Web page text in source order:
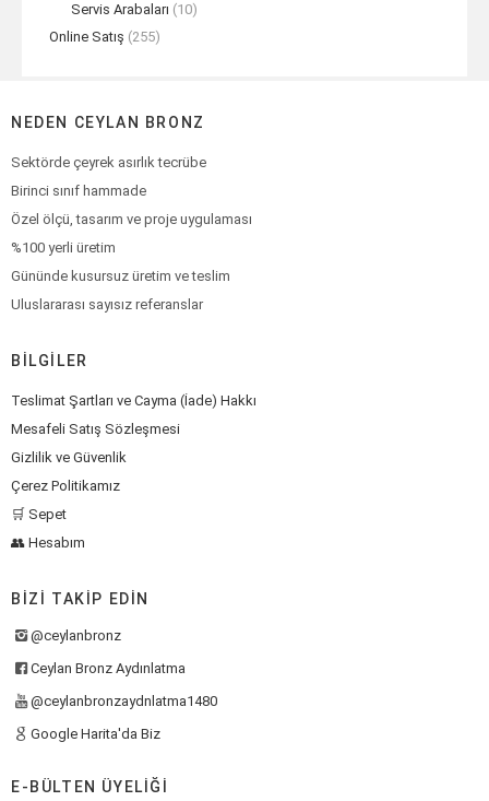
Servis Arabaları (10)
Online Satış (255)
NEDEN CEYLAN BRONZ
Sektörde çeyrek asırlık tecrübe
Birinci sınıf hammade
Özel ölçü, tasarım ve proje uygulaması
%100 yerli üretim
Gününde kusursuz üretim ve teslim
Uluslararası sayısız referanslar
BILGILER
Teslimat Şartları ve Cayma (İade) Hakkı
Mesafeli Satış Sözleşmesi
Gizlilik ve Güvenlik
Çerez Politikamız
🛒 Sepet
👥 Hesabım
BIZI TAKIP EDIN
@ceylanbronz
Ceylan Bronz Aydınlatma
@ceylanbronzaydnlatma1480
Google Harita'da Biz
E-BÜLTEN ÜYELIĞI